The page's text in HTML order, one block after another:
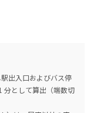
出入口およびバス停
分として算出（端数切